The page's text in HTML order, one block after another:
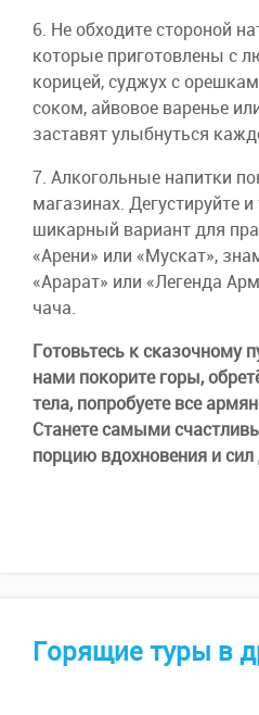
6. Не обходите стороной
которые приготовлены с
корицей, суджух с
соком, айвовое варенье
заставят улыбнуться
7. Алкогольные напитки
магазинах. Дегустируйте
шикарный вариант для
«Арени» или «Мускат»,
«Арарат» или «Легенда
чача.
Готовьтесь к сказочному
нами покорите горы,
тела, попробуете все
Станете самыми
порцию вдохновения и
Горящие туры в